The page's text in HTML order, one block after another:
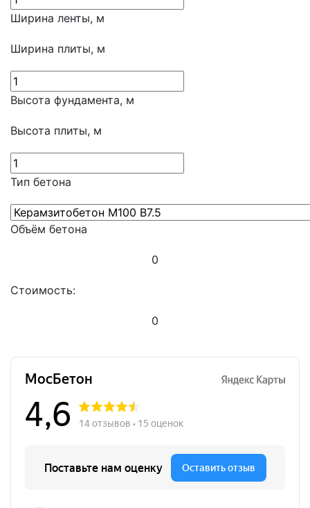
Ширина ленты, м
Ширина плиты, м
Высота фундамента, м
Высота плиты, м
Тип бетона
Объём бетона
0
Стоимость:
0